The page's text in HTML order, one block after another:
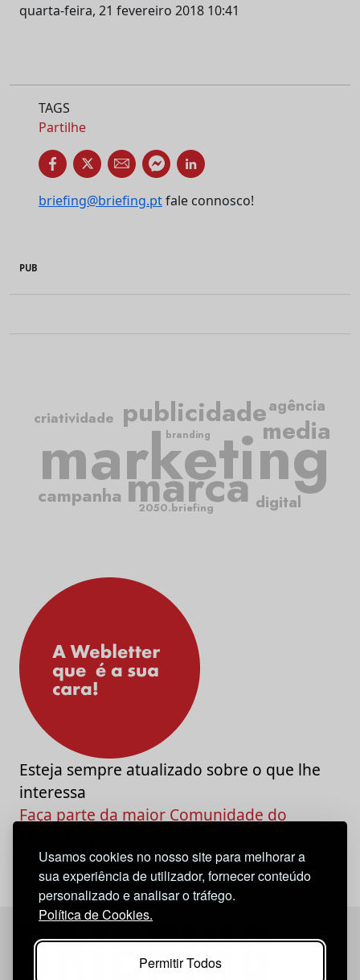
Usamos cookies no nosso site para melhorar a
sua experiência de utilizador, fornecer conteúdo
personalizado e analisar o tráfego.
Política de Cookies.
Permitir Todos
quarta-feira, 21 fevereiro 2018 10:41
TAGS
Partilhe
briefing@briefing.ptfale connosco!
PUB
marketing
publicidade
marca
criatividade
campanha
media
agência
digital
2050.briefing
branding
Esteja sempre atualizado sobre o que lhe
interessa
Faça parte da maior Comunidade do